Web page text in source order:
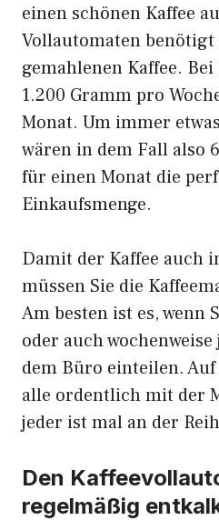
einen schönen Kaffee
Vollautomaten
gemahlenen Kaffee.
1.200 Gramm pro
Monat. Um immer
wären in dem Fall also
für einen Monat die
Einkaufsmenge.
Damit der Kaffee auch
müssen Sie die
Am besten ist es, wenn
oder auch
dem Büro einteilen. Auf
alle ordentlich mit der
jeder ist mal an der
Den
regelmäßig